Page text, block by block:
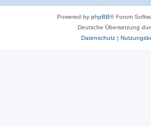
Powered by phpBB® Forum
Deutsche Übersetzung
Datenschutz|